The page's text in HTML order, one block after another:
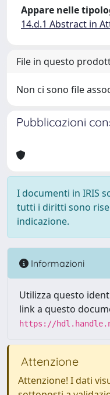
Appare nelle
14.d.1 Abstract in
File in questo
Non ci sono file
Pubblicazioni
I documenti in IRIS
tutti i diritti sono
indicazione.
Informazioni
Utilizza questo
link a questo
https://
Attenzione
Attenzione! I dati